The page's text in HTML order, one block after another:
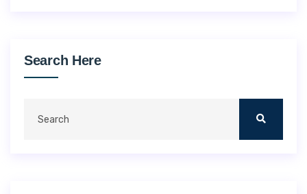
Search Here